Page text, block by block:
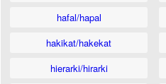
hafal/hapal
hakikat/hakekat
hierarki/hirarki